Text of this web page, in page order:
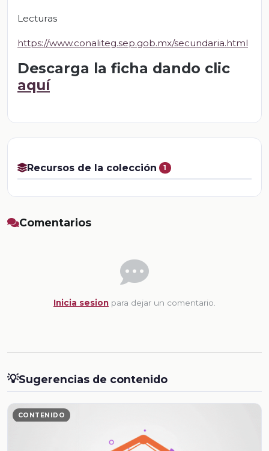
Lecturas
https://www.conaliteg.sep.gob.mx/secundaria.html
Descarga la ficha dando clic
aquí
Recursos de la colección 1
Comentarios
Inicia sesion para dejar un comentario.
💡Sugerencias de contenido
CONTENIDO